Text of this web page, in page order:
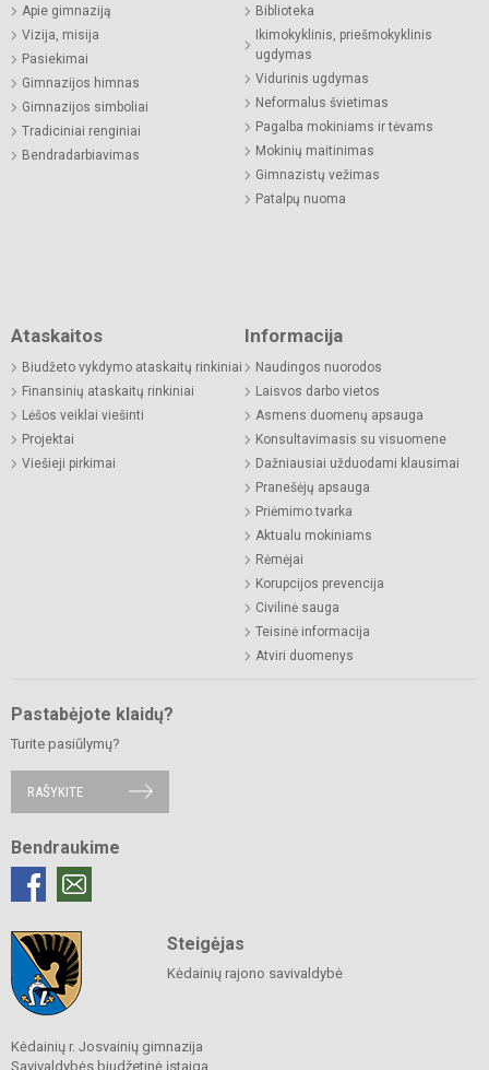
Apie gimnaziją
Vizija, misija
Pasiekimai
Gimnazijos himnas
Gimnazijos simboliai
Tradiciniai renginiai
Bendradarbiavimas
Biblioteka
Ikimokyklinis, priešmokyklinis
ugdymas
Vidurinis ugdymas
Neformalus švietimas
Pagalba mokiniams ir tėvams
Mokinių maitinimas
Gimnazistų vežimas
Patalpų nuoma
Ataskaitos
Biudžeto vykdymo ataskaitų rinkiniai
Finansinių ataskaitų rinkiniai
Lėšos veiklai viešinti
Projektai
Viešieji pirkimai
Informacija
Naudingos nuorodos
Laisvos darbo vietos
Asmens duomenų apsauga
Konsultavimasis su visuomene
Dažniausiai užduodami klausimai
Pranešėjų apsauga
Priėmimo tvarka
Aktualu mokiniams
Rėmėjai
Korupcijos prevencija
Civilinė sauga
Teisinė informacija
Atviri duomenys
Pastabėjote klaidų?
Turite pasiūlymų?
RAŠYKITE
Bendraukime
Steigėjas
Kėdainių rajono savivaldybė
Kėdainių r. Josvainių gimnazija
Savivaldybės biudžetinė įstaiga